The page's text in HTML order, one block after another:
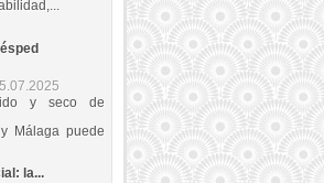
y seco de
Málaga puede
la...